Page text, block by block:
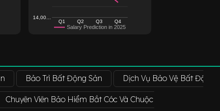
Salary Prediction in 2025
Q1 Q2 Q3 Q4
14,00…
Bảo Trì Bất Động Sản Dịch Vụ Bảo Vệ Bất Động
Chuyên Viên Bảo Hiểm Bắt Cóc Và Chuộc Tiền